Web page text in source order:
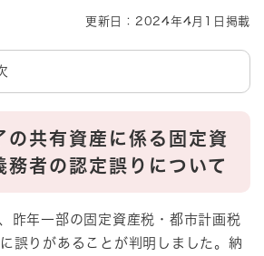
更新日：2024年4月1日掲載
の共有資産に係る固定資
務者の認定誤りについて
昨年一部の固定資産税・都市計画税
誤りがあることが判明しました。納